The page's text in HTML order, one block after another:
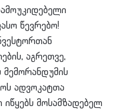
წევრებო!
აგრეთვე,
ადვოკატთა
მოსამზადებელ